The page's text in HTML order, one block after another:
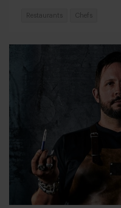
Restaurants Chefs